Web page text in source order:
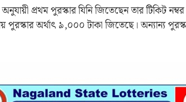
প্রথম পুরস্কার যিনি জিতেছেন তার টিকিট
পুরস্কার অর্থাৎ ৯,০০০ টাকা জিতেছে। অন্যান্য